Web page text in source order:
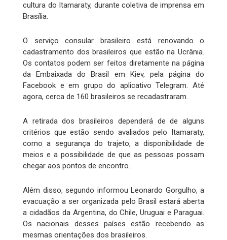
cultura do Itamaraty, durante coletiva de imprensa em
Brasília.
O serviço consular brasileiro está renovando o
cadastramento dos brasileiros que estão na Ucrânia.
Os contatos podem ser feitos diretamente na página
da Embaixada do Brasil em Kiev, pela página do
Facebook e em grupo do aplicativo Telegram. Até
agora, cerca de 160 brasileiros se recadastraram.
A retirada dos brasileiros dependerá de de alguns
critérios que estão sendo avaliados pelo Itamaraty,
como a segurança do trajeto, a disponibilidade de
meios e a possibilidade de que as pessoas possam
chegar aos pontos de encontro.
Além disso, segundo informou Leonardo Gorgulho, a
evacuação a ser organizada pelo Brasil estará aberta
a cidadãos da Argentina, do Chile, Uruguai e Paraguai.
Os nacionais desses países estão recebendo as
mesmas orientações dos brasileiros.